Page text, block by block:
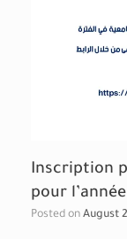
Inscription
pour
Posted on August